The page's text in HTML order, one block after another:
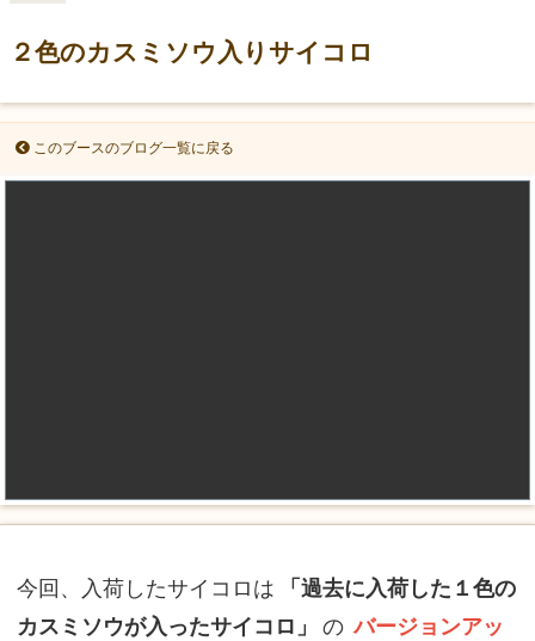
２色のカスミソウ入りサイコロ
このブースのブログ一覧に戻る
今回、入荷したサイコロは
「過去に入荷した１色の
カスミソウが入ったサイコロ」
の バージョンアッ